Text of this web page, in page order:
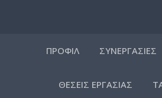
ΠΡΟΦΙΛ ΣΥΝΕΡΓΑΣΙΕΣ
ΘΕΣΕΙΣ ΕΡΓΑΣΙΑΣ